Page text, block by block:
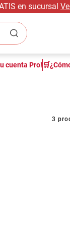
en sucursal
cuenta Pro!
3